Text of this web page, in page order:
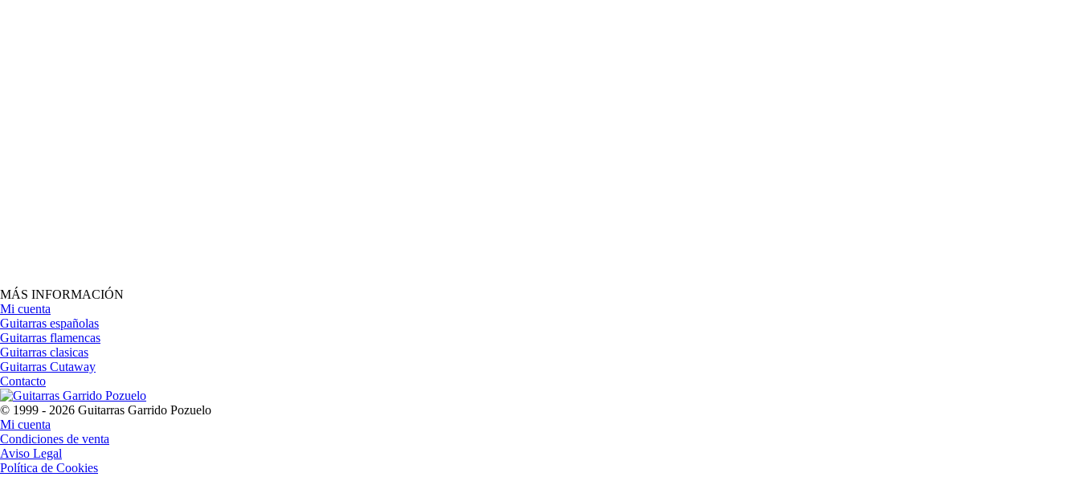
MÁS INFORMACIÓN
Mi cuenta
Guitarras españolas
Guitarras flamencas
Guitarras clasicas
Guitarras Cutaway
Contacto
© 1999 - 2026 Guitarras Garrido Pozuelo
Mi cuenta
Condiciones de venta
Aviso Legal
Política de Cookies